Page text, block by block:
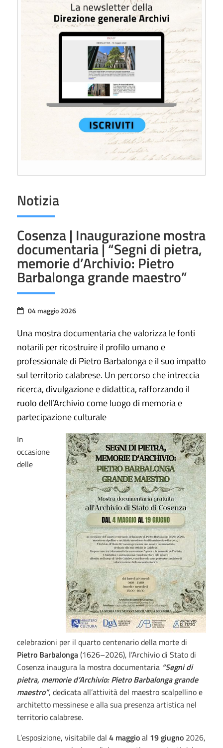
Notizia
Cosenza | Inaugurazione mostra
documentaria | “Segni di pietra,
memorie d’Archivio: Pietro
Barbalonga grande maestro”
04 maggio 2026
Una mostra documentaria che valorizza le fonti
notarili per ricostruire il profilo umano e
professionale di Pietro Barbalonga e il suo impatto
sul territorio calabrese. Un percorso che intreccia
ricerca, divulgazione e didattica, rafforzando il
ruolo dell’Archivio come luogo di memoria e
partecipazione culturale
In
occasione
delle
celebrazioni per il quarto centenario della morte di
Pietro Barbalonga(1626–2026), l’Archivio di Stato di
Cosenza inaugura la mostra documentaria “Segni di
pietra, memorie d’Archivio: Pietro Barbalonga grande
maestro”, dedicata all’attività del maestro scalpellino e
architetto messinese e alla sua presenza artistica nel
territorio calabrese.
L’esposizione, visitabile dal 4 maggioal 19 giugno2026,